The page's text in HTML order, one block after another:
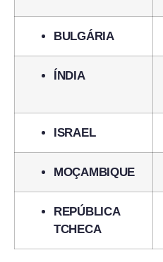
BULGÁRIA
ÍNDIA
ISRAEL
MOÇAMBIQUE
REPÚBLICA
TCHECA